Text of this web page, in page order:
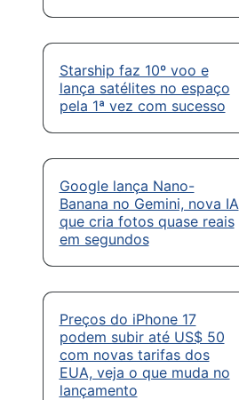
Starship faz 10º voo e
lança satélites no espaço
pela 1ª vez com sucesso
Google lança Nano-
Banana no Gemini, nova IA
que cria fotos quase reais
em segundos
Preços do iPhone 17
podem subir até US$ 50
com novas tarifas dos
EUA, veja o que muda no
lançamento